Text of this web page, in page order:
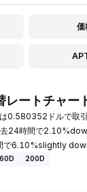
価
レートチャー
0.580352ドルで取
24時間で
6.10%slightly
60D
200D